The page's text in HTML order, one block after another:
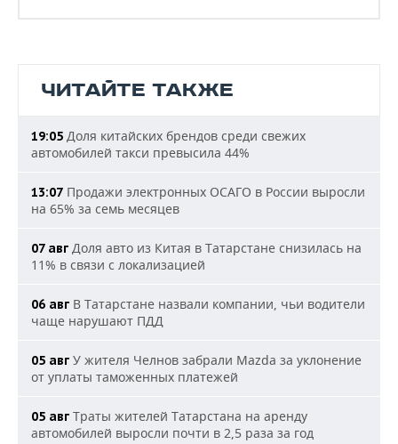
ЧИТАЙТЕ ТАКЖЕ
19:05 Доля китайских брендов среди свежих
автомобилей такси превысила 44%
13:07 Продажи электронных ОСАГО в России выросли
на 65% за семь месяцев
07 авг Доля авто из Китая в Татарстане снизилась на
11% в связи с локализацией
06 авг В Татарстане назвали компании, чьи водители
чаще нарушают ПДД
05 авг У жителя Челнов забрали Mazda за уклонение
от уплаты таможенных платежей
05 авг Траты жителей Татарстана на аренду
автомобилей выросли почти в 2,5 раза за год